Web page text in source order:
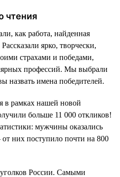
чтения
как работа, найденная
ярко, творчески,
страхами и победами,
профессий. Мы выбрали
назвать имена победителей.
в рамках нашей новой
больше 11 000 откликов!
мужчины оказались
них поступило почти на 800
России. Самыми